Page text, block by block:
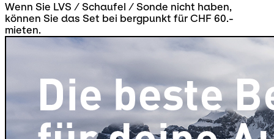
Wenn Sie LVS / Schaufel / Sonde nicht haben,
können Sie das Set bei bergpunkt für CHF 60.-
mieten.